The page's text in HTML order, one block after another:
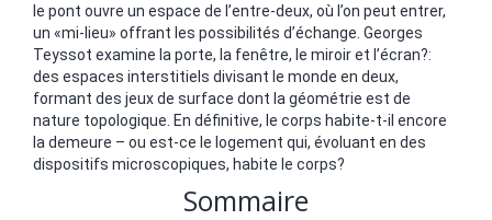
le pont ouvre un espace de l’entre-deux, où l’on peut entrer,
un «mi-lieu» offrant les possibilités d’échange. Georges
Teyssot examine la porte, la fenêtre, le miroir et l’écran?:
des espaces interstitiels divisant le monde en deux,
formant des jeux de surface dont la géométrie est de
nature topologique. En définitive, le corps habite-t-il encore
la demeure – ou est-ce le logement qui, évoluant en des
dispositifs microscopiques, habite le corps?
Sommaire